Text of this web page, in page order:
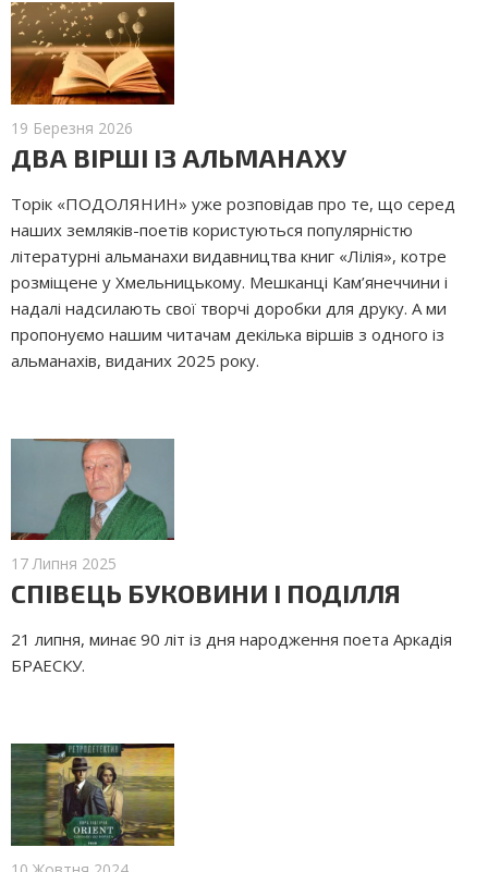
19 Березня 2026
ДВА ВІРШІ ІЗ АЛЬМАНАХУ
Торік «ПОДОЛЯНИН» уже розповідав про те, що серед
наших земляків-поетів користуються популярністю
літературні альманахи видавництва книг «Лілія», котре
розміщене у Хмельницькому. Мешканці Кам’янеччини і
надалі надсилають свої творчі доробки для друку. А ми
пропонуємо нашим читачам декілька віршів з одного із
альманахів, виданих 2025 року.
17 Липня 2025
СПІВЕЦЬ БУКОВИНИ І ПОДІЛЛЯ
21 липня, минає 90 літ із дня народження поета Аркадія
БРАЕСКУ.